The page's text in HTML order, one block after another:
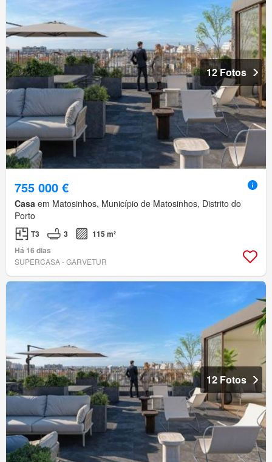
12 Fotos
755 000 €
Casa em Matosinhos, Município de Matosinhos, Distrito do
Porto
T3 3
115 m²
Há 16 dias
SUPERCASA - GARVETUR
12 Fotos